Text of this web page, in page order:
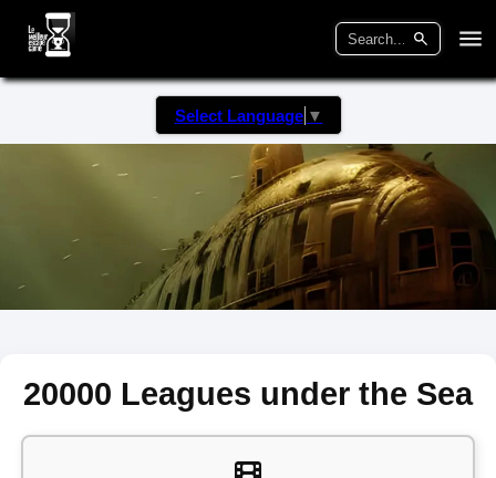
Select Language ▼
20000 Leagues under the Sea